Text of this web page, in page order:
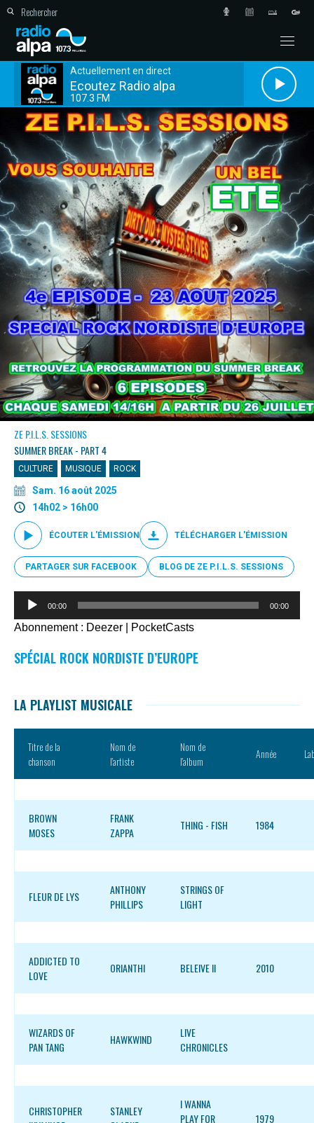
Actuellement en direct
Ecoutez Radio alpa
107.3 FM
ZE P.I.L.S. SESSIONS
SUMMER BREAK - PART 4
CULTURE MUSIQUE ROCK
Sam. 16 août 2025
14h02 > 16h00
ÉCOUTER L'ÉMISSION TÉLÉCHARGER L'ÉMISSION
PARTAGER SUR FACEBOOK BLOG DE ZE P.I.L.S. SESSIONS
Lecteur
00:00 00:00
Abonnement : Deezer PocketCasts
SPÉCIAL ROCK NORDISTE D’EUROPE
LA PLAYLIST MUSICALE
Titre de la
chanson
Nom de
l’artiste
Nom de
l’album
Année
BROWN
MOSES
FRANK
ZAPPA
THING - FISH 1984
FLEUR DE LYS
ANTHONY
PHILLIPS
STRINGS OF
LIGHT
ADDICTED TO
LOVE
ORIANTHI BELEIVE II 2010
WIZARDS OF
PAN TANG
HAWKWIND
LIVE
CHRONICLES
CHRISTOPHER
STANLEY
I WANNA
PLAY FOR
1979